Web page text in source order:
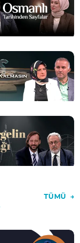
TÜMÜ